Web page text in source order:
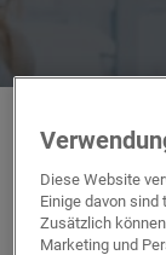
Diese Website
Einige davon
Zusätzlich
Marketing und